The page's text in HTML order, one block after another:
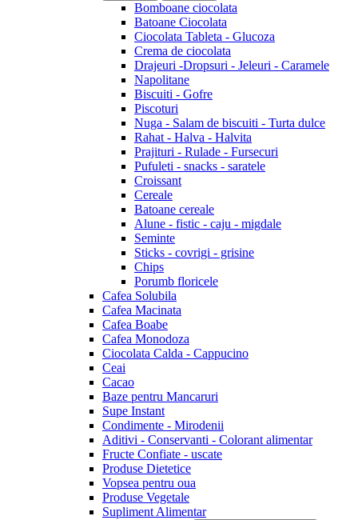
Bomboane ciocolata
Batoane Ciocolata
Ciocolata Tableta - Glucoza
Crema de ciocolata
Drajeuri -Dropsuri - Jeleuri - Caramele
Napolitane
Biscuiti - Gofre
Piscoturi
Nuga - Salam de biscuiti - Turta dulce
Rahat - Halva - Halvita
Prajituri - Rulade - Fursecuri
Pufuleti - snacks - saratele
Croissant
Cereale
Batoane cereale
Alune - fistic - caju - migdale
Seminte
Sticks - covrigi - grisine
Chips
Porumb floricele
Cafea Solubila
Cafea Macinata
Cafea Boabe
Cafea Monodoza
Ciocolata Calda - Cappucino
Ceai
Cacao
Baze pentru Mancaruri
Supe Instant
Condimente - Mirodenii
Aditivi - Conservanti - Colorant alimentar
Fructe Confiate - uscate
Produse Dietetice
Vopsea pentru oua
Produse Vegetale
Supliment Alimentar